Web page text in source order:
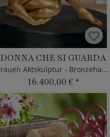
DONNA CHE SI GUARDA
Frauen Aktskulptur - Bronzehandwerk
16.400,00 € *